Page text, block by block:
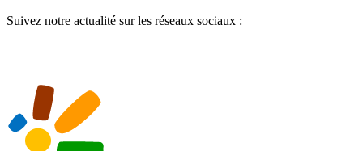
Suivez notre actualité sur les réseaux sociaux :